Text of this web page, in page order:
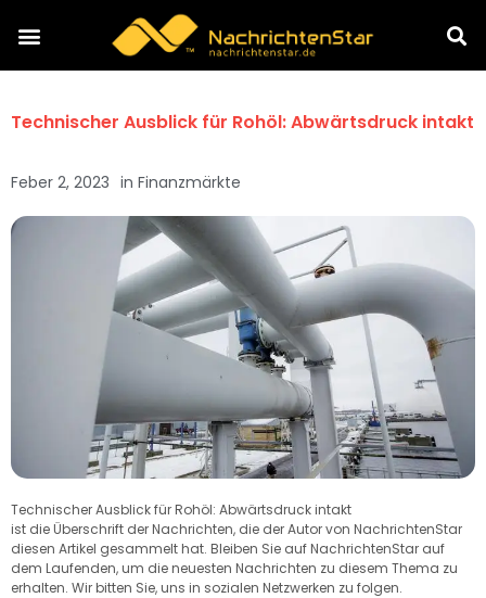
Technischer Ausblick für Rohöl: Abwärtsdruck intakt
Feber 2, 2023 in Finanzmärkte
Technischer Ausblick für Rohöl: Abwärtsdruck intakt
ist die Überschrift der Nachrichten, die der Autor von NachrichtenStar
diesen Artikel gesammelt hat. Bleiben Sie auf NachrichtenStar auf
dem Laufenden, um die neuesten Nachrichten zu diesem Thema zu
erhalten. Wir bitten Sie, uns in sozialen Netzwerken zu folgen.